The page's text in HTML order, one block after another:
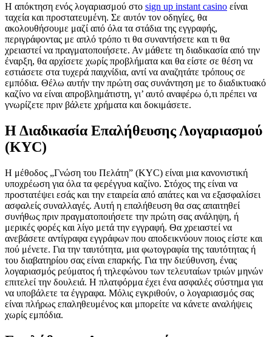
Η απόκτηση ενός λογαριασμού στο sign up instant casino είναι
ταχεία και προστατευμένη. Σε αυτόν τον οδηγίες, θα
ακολουθήσουμε μαζί από όλα τα στάδια της εγγραφής,
περιγράφοντας με απλό τρόπο τι θα συναντήσετε και τι θα
χρειαστεί να πραγματοποιήσετε. Αν μάθετε τη διαδικασία από την
έναρξη, θα αρχίσετε χωρίς προβλήματα και θα είστε σε θέση να
εστιάσετε στα τυχερά παιχνίδια, αντί να αναζητάτε τρόπους σε
εμπόδια. Θέλω αυτήν την πρώτη σας συνάντηση με το διαδικτυακό
καζίνο να είναι απροβλημάτιστη, γι’ αυτό αναφέρω ό,τι πρέπει να
γνωρίζετε πριν βάλετε χρήματα και δοκιμάσετε.
Η Διαδικασία Επαλήθευσης Λογαριασμού
(KYC)
Η μέθοδος „Γνώση του Πελάτη” (KYC) είναι μια κανονιστική
υποχρέωση για όλα τα φερέγγυα καζίνο. Στόχος της είναι να
προστατέψει εσάς και την εταιρεία από απάτες και να εξασφαλίσει
ασφαλείς συναλλαγές. Αυτή η επαλήθευση θα σας απαιτηθεί
συνήθως πριν πραγματοποιήσετε την πρώτη σας ανάληψη, ή
μερικές φορές και λίγο μετά την εγγραφή. Θα χρειαστεί να
ανεβάσετε αντίγραφα εγγράφων που αποδεικνύουν ποιος είστε και
πού μένετε. Για την ταυτότητα, μια φωτογραφία της ταυτότητας ή
του διαβατηρίου σας είναι επαρκής. Για την διεύθυνση, ένας
λογαριασμός ρεύματος ή τηλεφώνου των τελευταίων τριών μηνών
επιτελεί την δουλειά. Η πλατφόρμα έχει ένα ασφαλές σύστημα για
να υποβάλετε τα έγγραφα. Μόλις εγκριθούν, ο λογαριασμός σας
είναι πλήρως επαληθευμένος και μπορείτε να κάνετε αναλήψεις
χωρίς εμπόδια.